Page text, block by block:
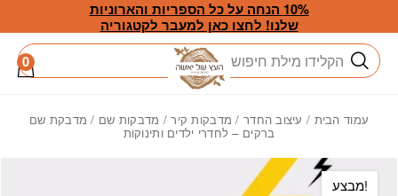
Skip to Content
10% הנחה על כל הספריות והארוניות
שלנו! לחצו כאן למעבר לקטגוריה
חיפוש 0
עמוד הבית / עיצוב החדר / מדבקות קיר/ מדבקות שם / מדבקת שם
ברקים – לחדרי ילדים ותינוקות
מבצע!